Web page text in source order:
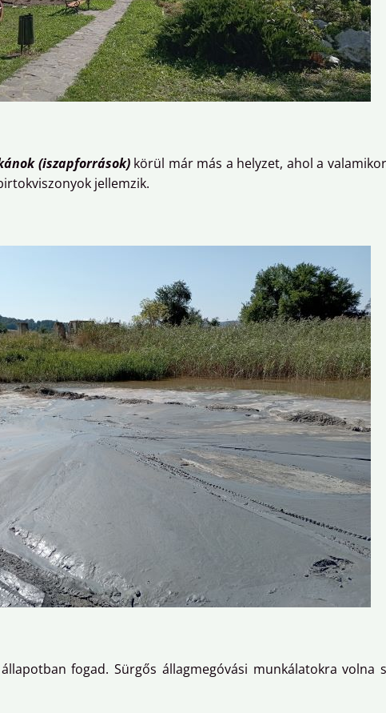
(iszapforrások) körül már más a helyzet, ahol a
jellemzik.
fogad. Sürgős állagmegóvási munkálatokra volna